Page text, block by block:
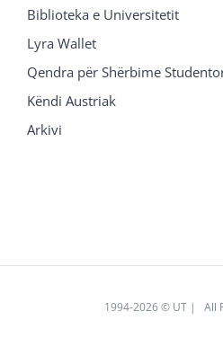
Biblioteka e Universitetit
Lyra Wallet
Qendra për Shërbime
Këndi Austriak
Arkivi
1994-2026 © UT | All